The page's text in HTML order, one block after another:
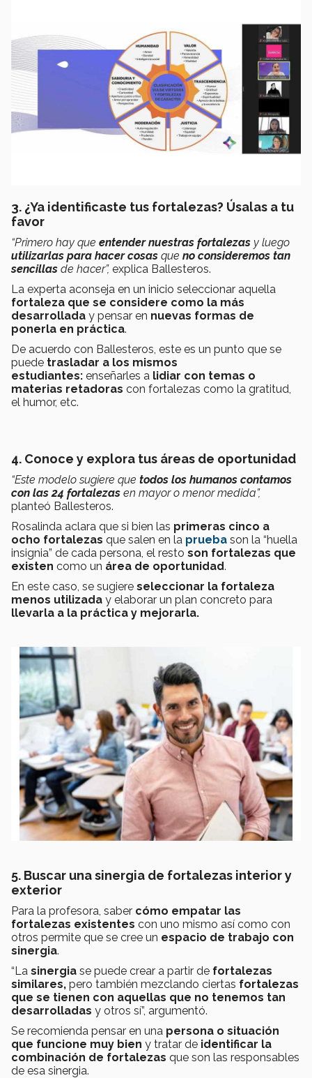
3. ¿Ya identificaste tus fortalezas? Úsalas a tu
favor
“Primero hay que entender nuestras fortalezas y luego
utilizarlas para hacer cosas que no consideremos tan
sencillas de hacer”, explica Ballesteros.
La experta aconseja en un inicio seleccionar aquella
fortaleza que se considere como la más
desarrollada y pensar en nuevas formas de
ponerla en práctica.
De acuerdo con Ballesteros, este es un punto que se
puede trasladar a los mismos
estudiantes: enseñarles a lidiar con temas o
materias retadoras con fortalezas como la gratitud,
el humor, etc.
4. Conoce y explora tus áreas de oportunidad
“Este modelo sugiere que todos los humanos contamos
con las 24 fortalezas en mayor o menor medida”,
planteó Ballesteros.
Rosalinda aclara que si bien las primeras cinco a
ocho fortalezas que salen en la prueba son la “huella
insignia” de cada persona, el resto son fortalezas que
existen como un área de oportunidad.
En este caso, se sugiere seleccionar la fortaleza
menos utilizada y elaborar un plan concreto para
llevarla a la práctica y mejorarla.
5. Buscar una sinergia de fortalezas interior y
exterior
Para la profesora, saber cómo empatar las
fortalezas existentes con uno mismo así como con
otros permite que se cree un espacio de trabajo con
sinergia.
“La sinergia se puede crear a partir de fortalezas
similares, pero también mezclando ciertas fortalezas
que se tienen con aquellas que no tenemos tan
desarrolladas y otros sí”, argumentó.
Se recomienda pensar en una persona o situación
que funcione muy bien y tratar de identificar la
combinación de fortalezas que son las responsables
de esa sinergia.